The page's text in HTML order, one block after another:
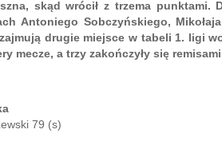
skąd wrócił z trzema punktami.
Antoniego Sobczyńskiego,
drugie miejsce w tabeli 1. ligi
mecze, a trzy zakończyły się
79 (s)